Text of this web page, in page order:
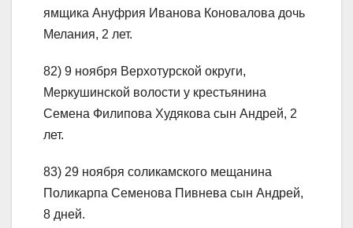
ямщика Ануфрия Иванова Коновалова дочь
Мелания, 2 лет.
82) 9 ноября Верхотурской округи,
Меркушинской волости у крестьянина
Семена Филипова Худякова сын Андрей, 2
лет.
83) 29 ноября соликамского мещанина
Поликарпа Семенова Пивнева сын Андрей,
8 дней.